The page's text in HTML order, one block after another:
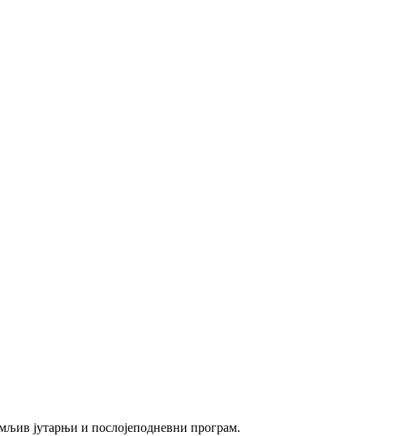
јутарњи и послојеподневни програм.